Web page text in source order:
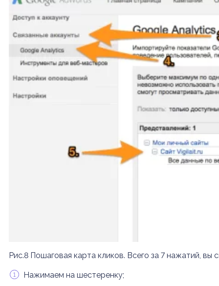
Рис.8 Пошаговая карта кликов. Всего за 7 нажатий,
Нажимаем на шестеренку;